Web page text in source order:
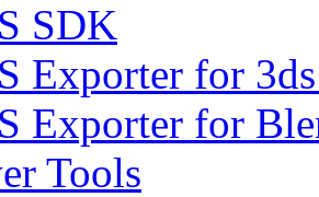
SDK
Exporter for
Exporter for
Tools